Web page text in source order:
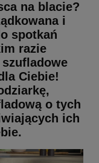
na blacie?
i
spotkań
razie
Ciebie!
o tych
ich